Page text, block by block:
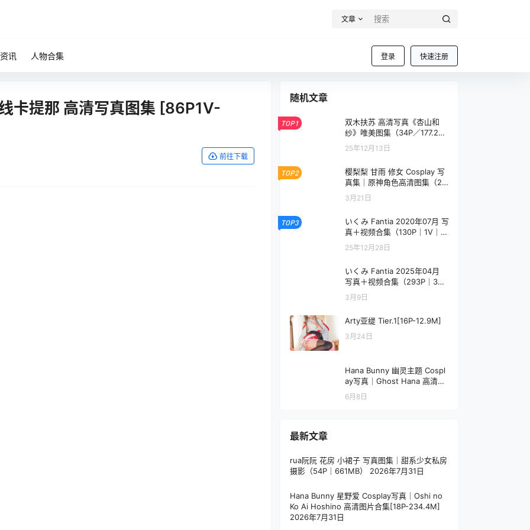
文章
登录 快速注册
讯 人物合集
卡提那 高清写真图集 [86P1V-
前往下载
随机文章
TOP1
双木扶苏 高清写真《杏山和
纱》唯美图集（34P／177.2
M）
25年12月13日
TOP2
樱梨梨 甘雨 修女 Cosplay 写
真集｜原神角色高清图集（26
P｜100MB）
3月21日
TOP3
いくみ Fantia 2020年07月 写
真＋视频合集（130P｜1V｜4
52MB）
25年12月28日
いくみ Fantia 2025年04月
写真＋视频合集（293P｜3V
｜1.14GB）
3月9日
Arty亚缇 Tier.1[16P-12.9M]
3月24日
Hana Bunny 幽灵主题 Cospl
ay写真｜Ghost Hana 高清图
片合集[28P-29.3M]
6月8日
最新文章
rua阮阮 花房 小裙子 写真图集｜甜系少女私房
摄影（54P｜661MB）
2026年7月31日
Hana Bunny 星野爱 Cosplay写真｜Oshi no
Ko Ai Hoshino 高清图片合集[18P-234.4M]
2026年7月31日